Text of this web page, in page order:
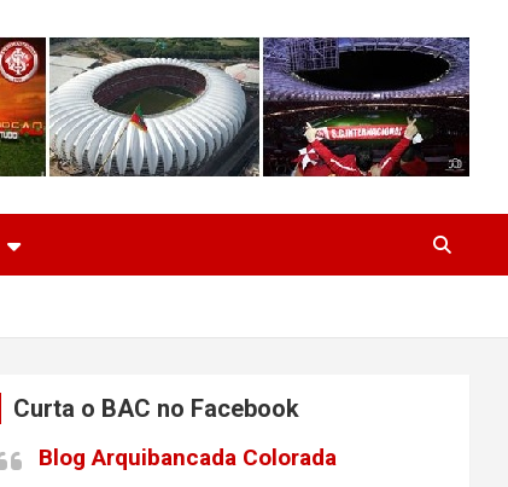
Curta o BAC no Facebook
Blog Arquibancada Colorada